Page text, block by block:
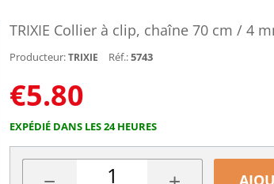
TRIXIE Collier à clip, chaîne 70 cm / 4
Producteur: TRIXIE Réf.:5743
€5.80
EXPÉDIÉ DANS LES 24 HEURES